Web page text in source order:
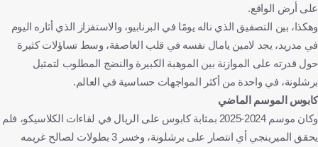
على أرض الواقع.
وهكذا، بين التصفيق الذي ناله يومًا في البرنابيو، والاستفزاز الذي أثاره اليوم
في مدريد، يجد لامين يامال نفسه في قلب العاصفة، وسط تساؤلات كثيرة
حول قدرته على الموازنة بين الموهبة الكبيرة والنضج المطلوب لتمثيل
برشلونة، في واحدة من أكثر المواجهات حساسية في العالم.
كابوس الموسم الماضي
وكان موسم 2024-2025 بمثابة كابوس على الريال في لقاءات الكلاسيكو، فلم
يحقق الميرينجي أي انتصار على برشلونة، وخسر 3 بطولات لصالح غريمه